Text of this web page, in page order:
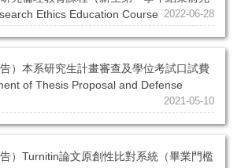
Ethics Education Course 2022-06-28
告）本系研究生計畫審查及學位考試口試費
of Thesis Proposal and Defense
2021-05-10
告）Turnitin論文原創性比對系統（畢業門檻